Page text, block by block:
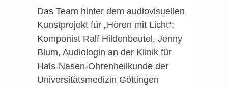
Das Team hinter dem audiovisuellen
Kunstprojekt für „Hören mit Licht“:
Komponist Ralf Hildenbeutel, Jenny
Blum, Audiologin an der Klinik für
Hals-Nasen-Ohrenheilkunde der
Universitätsmedizin Göttingen